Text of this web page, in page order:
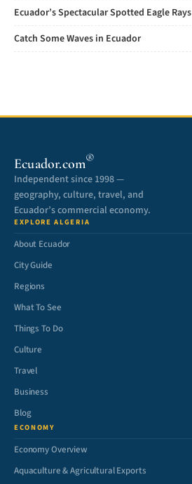
Ecuador’s Spectacular Spotted Eagle Rays
Catch Some Waves in Ecuador
Ecuador.com®
Independent since 1998 —
geography, culture, travel, and
Ecuador’s commercial economy.
EXPLORE ALGERIA
About Ecuador
City Guide
Regions
What To See
Things To Do
Culture
Travel
Business
Blog
ECONOMY
Economy Overview
Aquaculture & Agricultural Exports